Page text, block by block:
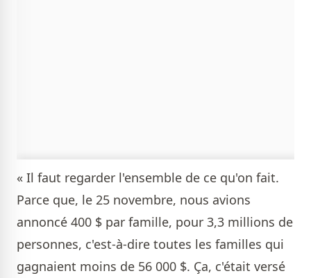
« Il faut regarder l'ensemble de ce qu'on fait.
Parce que, le 25 novembre, nous avions
annoncé 400 $ par famille, pour 3,3 millions de
personnes, c'est-à-dire toutes les familles qui
gagnaient moins de 56 000 $. Ça, c'était versé